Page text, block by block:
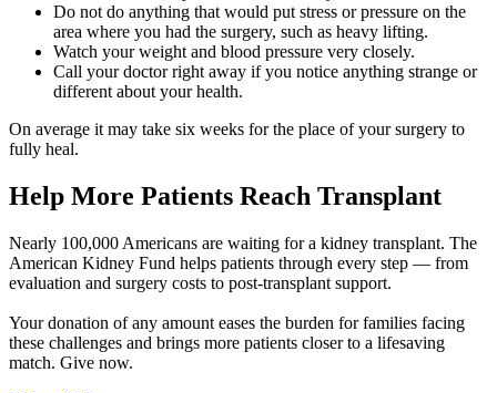
Do not do anything that would put stress or pressure on the
area where you had the surgery, such as heavy lifting.
Watch your weight and blood pressure very closely.
Call your doctor right away if you notice anything strange or
different about your health.
On average it may take six weeks for the place of your surgery to
fully heal.
Help More Patients Reach Transplant
Nearly 100,000 Americans are waiting for a kidney transplant. The
American Kidney Fund helps patients through every step — from
evaluation and surgery costs to post-transplant support.
Your donation of any amount eases the burden for families facing
these challenges and brings more patients closer to a lifesaving
match. Give now.